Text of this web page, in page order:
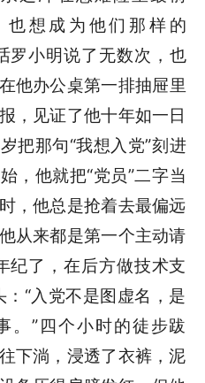
也想成为他们那样的
罗小明说了无数次，也
在他办公桌第一排抽屉里
，见证了他十年如一日
把那句“我想入党”刻进
，他就把“党员”二字当
，他总是抢着去最偏远
从来都是第一个主动请
纪了，在后方做技术支
“入党不是图虚名，是
。”四个小时的徒步跋
下淌，浸透了衣裤，泥